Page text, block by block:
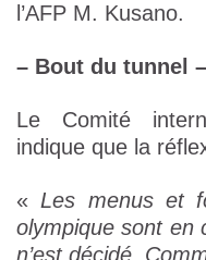
l’AFP M. Kusano.
– Bout du tunnel –
Le Comité
indique que la
« Les menus et
olympique sont en
n’est décidé.